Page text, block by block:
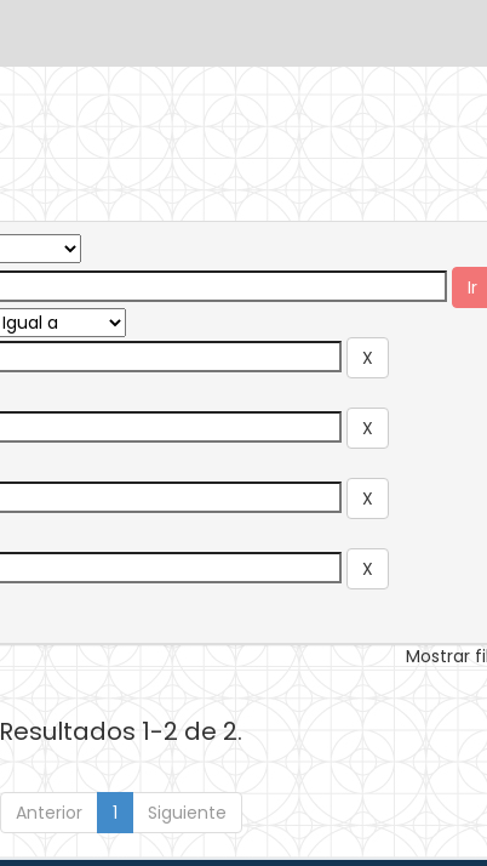
Mostrar
Resultados 1-2 de 2.
Anterior 1 Siguiente